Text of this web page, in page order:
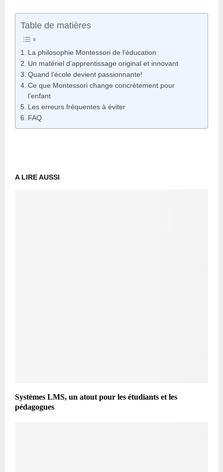
Table de matières
La philosophie Montessori de l’éducation
Un matériel d’apprentissage original et innovant
Quand l’école devient passionnante!
Ce que Montessori change concrètement pour
l’enfant
Les erreurs fréquentes à éviter
FAQ
A LIRE AUSSI
Systèmes LMS, un atout pour les étudiants et les
pédagogues